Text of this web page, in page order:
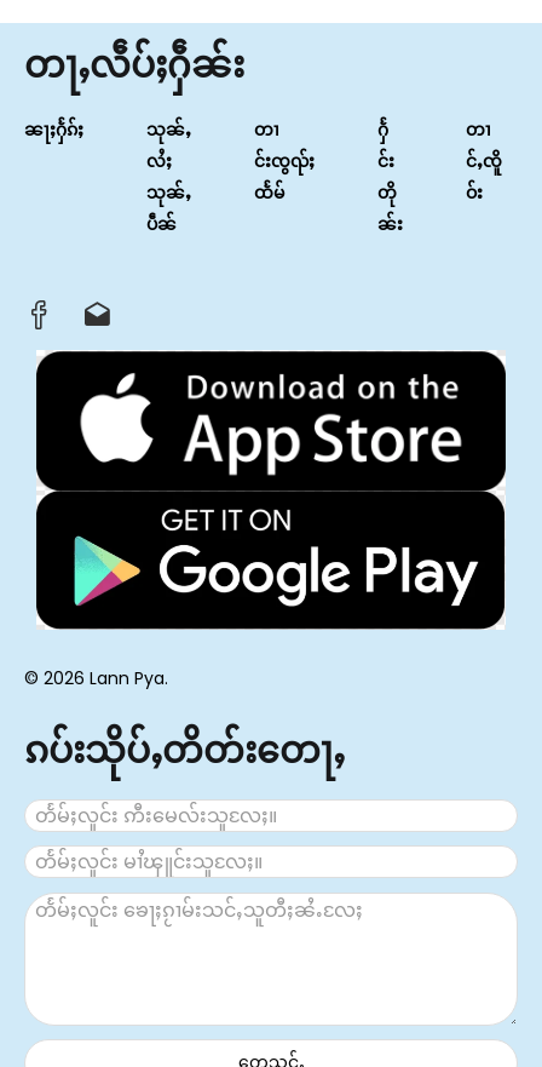
တႃႇလဵပ်ႈႁဵၼ်း
ၼႃႈႁႅၵ်ႈ
သုၼ်ႇ
လႆႈ
သုၼ်ႇ
ပဵၼ်
တၢ
င်းၸွၺ်ႈ
ထႅမ်
ႁႅ
င်း
တို
ၼ်း
တၢ
င်ႇၸိူ
ဝ်း
© 2026 Lann Pya.
ၵပ်းသိုပ်ႇတိတ်းတေႃႇ